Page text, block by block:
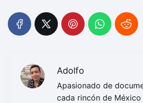
Adolfo
Apasionado de
cada rincón de México